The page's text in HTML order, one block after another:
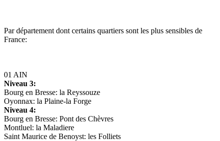
Par département dont certains quartiers sont les plus sensibles de
France:
01 AIN
Niveau 3:
Bourg en Bresse: la Reyssouze
Oyonnax: la Plaine-la Forge
Niveau 4:
Bourg en Bresse: Pont des Chèvres
Montluel: la Maladiere
Saint Maurice de Benoyst: les Folliets